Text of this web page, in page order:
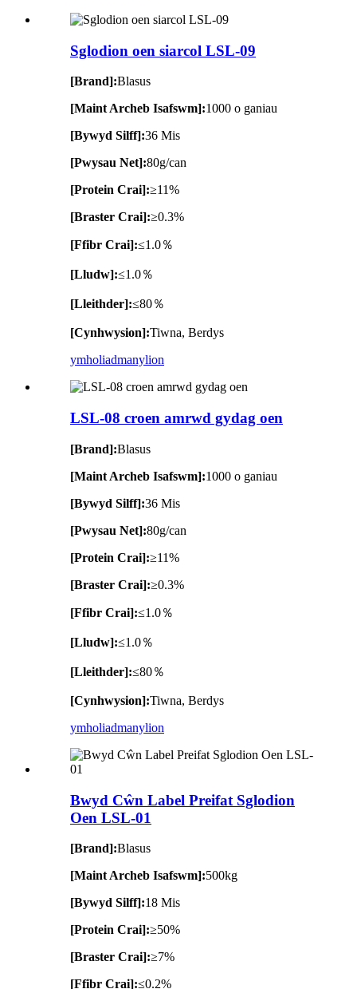
Sglodion oen siarcol LSL-09
[Brand]:Blasus
[Maint Archeb Isafswm]:1000 o ganiau
[Bywyd Silff]:36 Mis
[Pwysau Net]:80g/can
[Protein Crai]:≥11%
[Braster Crai]:≥0.3%
[Ffibr Crai]:≤1.0％
[Lludw]:≤1.0％
[Lleithder]:≤80％
[Cynhwysion]:Tiwna, Berdys
ymholiadmanylion
LSL-08 croen amrwd gydag oen
[Brand]:Blasus
[Maint Archeb Isafswm]:1000 o ganiau
[Bywyd Silff]:36 Mis
[Pwysau Net]:80g/can
[Protein Crai]:≥11%
[Braster Crai]:≥0.3%
[Ffibr Crai]:≤1.0％
[Lludw]:≤1.0％
[Lleithder]:≤80％
[Cynhwysion]:Tiwna, Berdys
ymholiadmanylion
Bwyd Cŵn Label Preifat Sglodion
Oen LSL-01
[Brand]:Blasus
[Maint Archeb Isafswm]:500kg
[Bywyd Silff]:18 Mis
[Protein Crai]:≥50%
[Braster Crai]:≥7%
[Ffibr Crai]:≤0.2%